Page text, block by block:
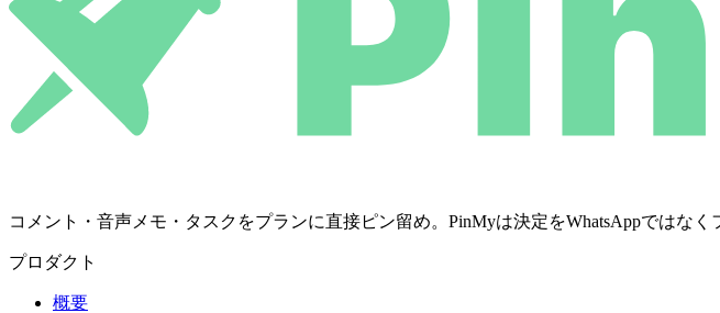
コメント・音声メモ・タスクをプランに直接ピン留め。PinMyは決定をWhatsAppではなく
プロダクト
概要